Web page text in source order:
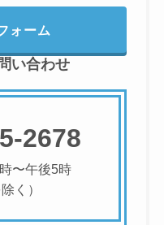
ォーム
い合わせ
2678
〜午後5時
く）